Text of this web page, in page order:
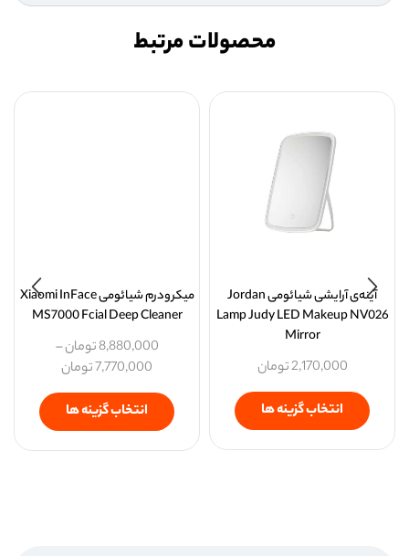
محصولات مرتبط
آینه‌ی آرایشی شیائومی Jordan
Lamp Judy LED Makeup NV026
Mirror
2,170,000تومان
انتخاب گزینه ها
میکرودرم شیائومی Xiaomi InFace
MS7000 Fcial Deep Cleaner
8,880,000تومان–
7,770,000تومان
انتخاب گزینه ها